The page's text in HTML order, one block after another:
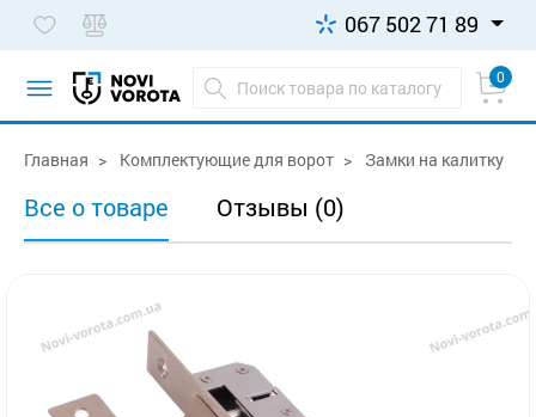
067 502 71 89
0
Главная Комплектующие для ворот Замки на калитку
Все о товаре Отзывы (0)